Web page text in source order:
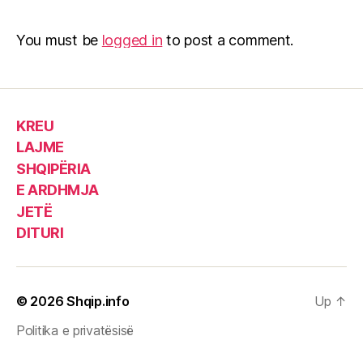
You must be logged in to post a comment.
KREU
LAJME
SHQIPËRIA
E ARDHMJA
JETË
DITURI
© 2026Shqip.info
Politika e privatësisë
Up ↑